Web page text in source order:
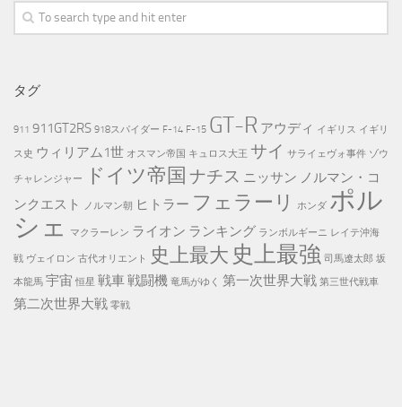
タグ
911 911GT2RS 918スパイダー F-14 F-15 GT-R アウディ イギリス イギリ
ス史 ウィリアム1世 オスマン帝国 キュロス大王 サイ サライェヴォ事件 ゾウ
チャレンジャー ドイツ帝国 ナチス ニッサン ノルマン・コ
ンクエスト
ノルマン朝 ヒトラー フェラーリ ホンダ ポル
シェ
マクラーレン ライオン ランキング ランボルギーニ レイテ沖海
戦 ヴェイロン 古代オリエント 史上最大 史上最強 司馬遼太郎 坂
本龍馬 宇宙 恒星 戦車戦闘機 竜馬がゆく 第一次世界大戦 第三世代戦車
第二次世界大戦 零戦